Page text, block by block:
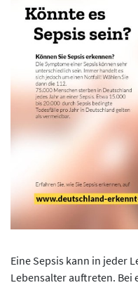
Eine Sepsis kann in jeder
Lebensalter auftreten. Bei